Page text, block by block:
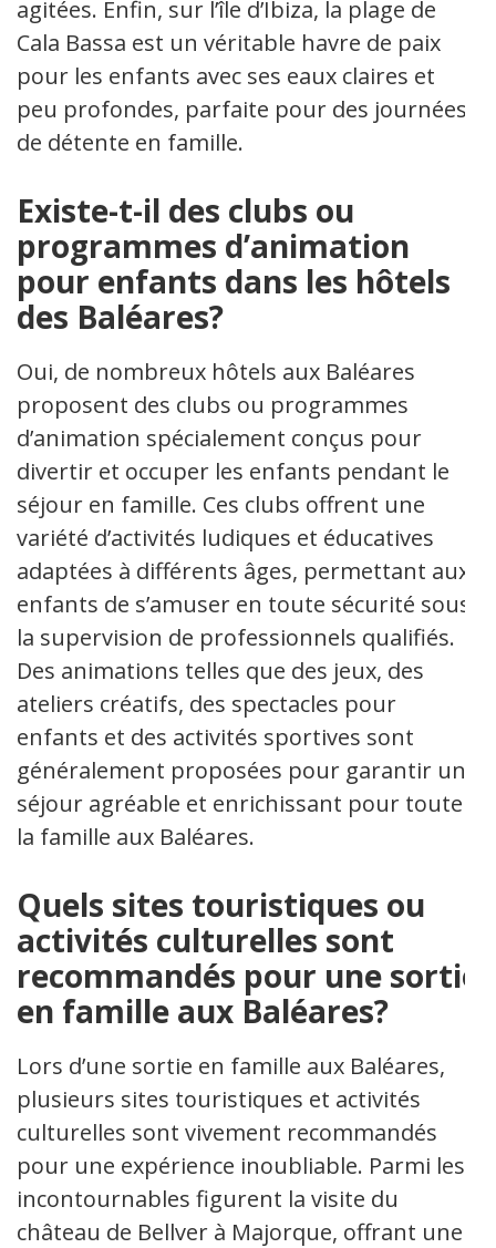
agitées. Enfin, sur l’île d’Ibiza, la plage de
Cala Bassa est un véritable havre de paix
pour les enfants avec ses eaux claires et
peu profondes, parfaite pour des journées
de détente en famille.
Existe-t-il des clubs ou
programmes d’animation
pour enfants dans les hôtels
des Baléares?
Oui, de nombreux hôtels aux Baléares
proposent des clubs ou programmes
d’animation spécialement conçus pour
divertir et occuper les enfants pendant le
séjour en famille. Ces clubs offrent une
variété d’activités ludiques et éducatives
adaptées à différents âges, permettant aux
enfants de s’amuser en toute sécurité sous
la supervision de professionnels qualifiés.
Des animations telles que des jeux, des
ateliers créatifs, des spectacles pour
enfants et des activités sportives sont
généralement proposées pour garantir un
séjour agréable et enrichissant pour toute
la famille aux Baléares.
Quels sites touristiques ou
activités culturelles sont
recommandés pour une sortie
en famille aux Baléares?
Lors d’une sortie en famille aux Baléares,
plusieurs sites touristiques et activités
culturelles sont vivement recommandés
pour une expérience inoubliable. Parmi les
incontournables figurent la visite du
château de Bellver à Majorque, offrant une